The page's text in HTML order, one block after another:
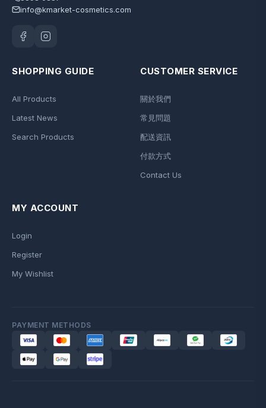
info@kmarket-cosmetics.com
SHOPPING GUIDE
All Products
Latest News
Search Products
CUSTOMER SERVICE
關於我們
常見問題
配送資訊
付款方式
Contact Us
MY ACCOUNT
Login
Register
My Wishlist
PAYMENT METHODS